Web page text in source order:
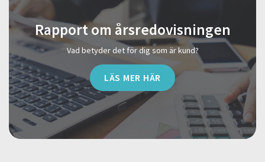
Rapport om årsredovisningen
Vad betyder det för dig som är kund?
LÄS MER HÄR